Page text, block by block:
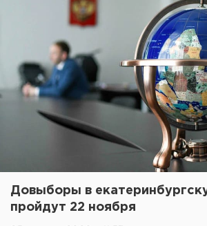
Довыборы в
пройдут 22 ноября